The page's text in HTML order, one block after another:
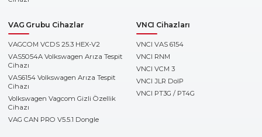
VAG Grubu Cihazlar
VAGCOM VCDS 25.3 HEX-V2
VAS5054A Volkswagen Arıza Tespit
Cihazı
VAS6154 Volkswagen Arıza Tespit
Cihazı
Volkswagen Vagcom Gizli Özellik
Cihazı
VAG CAN PRO V5.5.1 Dongle
VNCI Cihazları
VNCI VAS 6154
VNCI RNM
VNCI VCM 3
VNCI JLR DoIP
VNCI PT3G / PT4G